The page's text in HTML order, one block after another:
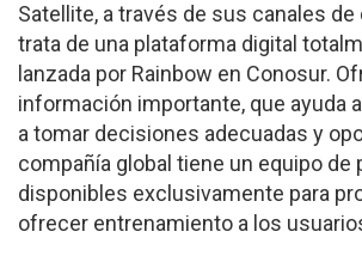
Satellite, a través de sus canales
trata de una plataforma digital
lanzada por Rainbow en Conosur.
información importante, que ayuda
a tomar decisiones adecuadas y
compañía global tiene un equipo de
disponibles exclusivamente para
ofrecer entrenamiento a los